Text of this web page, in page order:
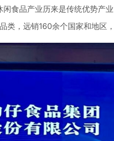
食品产业历来是传统优势产
类，远销160余个国家和地区